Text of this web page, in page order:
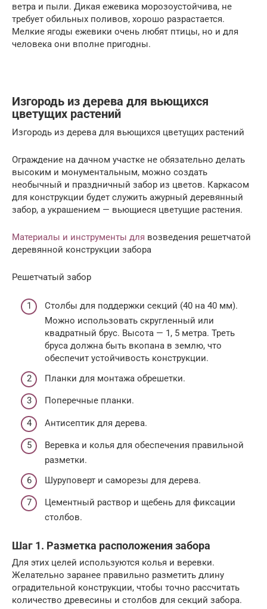
ветра и пыли. Дикая ежевика морозоустойчива, не
требует обильных поливов, хорошо разрастается.
Мелкие ягоды ежевики очень любят птицы, но и для
человека они вполне пригодны.
Изгородь из дерева для вьющихся
цветущих растений
Изгородь из дерева для вьющихся цветущих растений
Ограждение на дачном участке не обязательно делать
высоким и монументальным, можно создать
необычный и праздничный забор из цветов. Каркасом
для конструкции будет служить ажурный деревянный
забор, а украшением — вьющиеся цветущие растения.
Материалы и инструменты для возведения решетчатой
деревянной конструкции забора
Решетчатый забор
Столбы для поддержки секций (40 на 40 мм).
Можно использовать скругленный или
квадратный брус. Высота — 1, 5 метра. Треть
бруса должна быть вкопана в землю, что
обеспечит устойчивость конструкции.
Планки для монтажа обрешетки.
Поперечные планки.
Антисептик для дерева.
Веревка и колья для обеспечения правильной
разметки.
Шуруповерт и саморезы для дерева.
Цементный раствор и щебень для фиксации
столбов.
Шаг 1. Разметка расположения забора
Для этих целей используются колья и веревки.
Желательно заранее правильно разметить длину
оградительной конструкции, чтобы точно рассчитать
количество древесины и столбов для секций забора.